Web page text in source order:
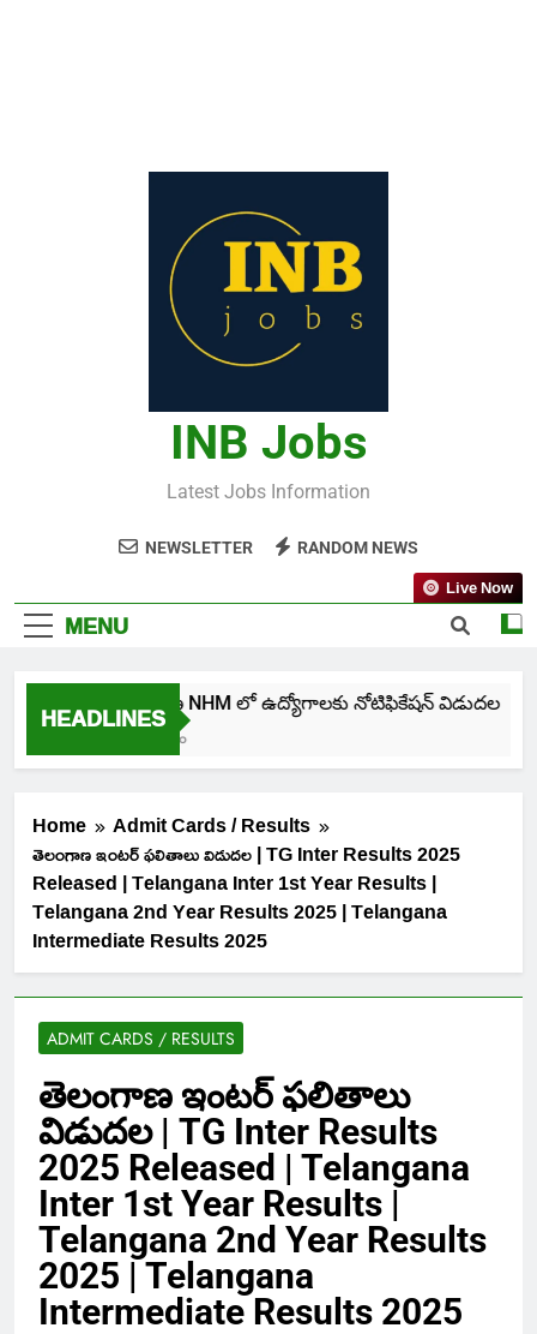
INB Jobs
Latest Jobs Information
NEWSLETTER RANDOM NEWS
MENU
Live Now
HEADLINES
తెలంగాణ NHM లో ఉద్యోగాలకు నోటిఫికేషన్ విడుదల
Home
Admit Cards / Results
తెలంగాణ ఇంటర్ ఫలితాలు విడుదల | TG Inter Results 2025
Released | Telangana Inter 1st Year Results |
Telangana 2nd Year Results 2025 | Telangana
Intermediate Results 2025
ADMIT CARDS / RESULTS
తెలంగాణ ఇంటర్ ఫలితాలు
విడుదల | TG Inter Results
2025 Released | Telangana
Inter 1st Year Results |
Telangana 2nd Year Results
2025 | Telangana
Intermediate Results 2025